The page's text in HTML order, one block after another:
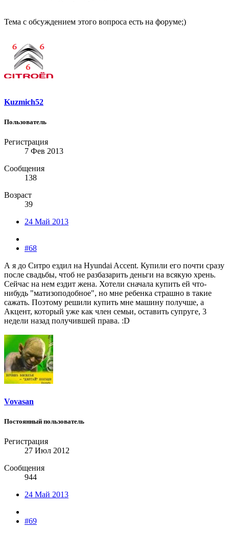
Тема с обсуждением этого вопроса есть на форуме;)
Kuzmich52
Пользователь
Регистрация
7 Фев 2013
Сообщения
138
Возраст
39
24 Май 2013
#68
А я до Ситро ездил на Hyundai Accent. Купили его почти сразу
после свадьбы, чтоб не разбазарить деньги на всякую хрень.
Сейчас на нем ездит жена. Хотели сначала купить ей что-
нибудь "матизоподобное", но мне ребенка страшно в такие
сажать. Поэтому решили купить мне машину получше, а
Акцент, который уже как член семьи, оставить супруге, 3
недели назад получившей права. :D
Vovasan
Постоянный пользователь
Регистрация
27 Июл 2012
Сообщения
944
24 Май 2013
#69